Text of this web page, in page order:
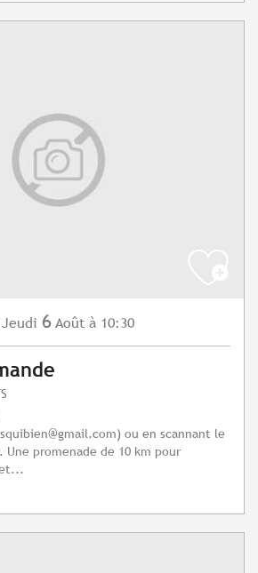
Jeudi 6 Août à 10:30
) ou en scannant le
Une promenade de 10 km pour